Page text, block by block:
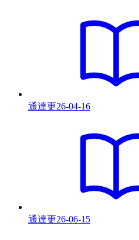
通達更26-04-16
通達更26-06-15